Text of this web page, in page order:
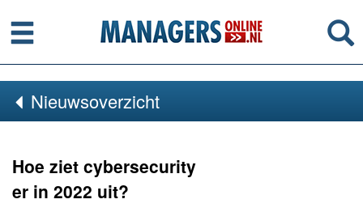
Menu
Nieuwsoverzicht
Hoe ziet cybersecurity
er in 2022 uit?